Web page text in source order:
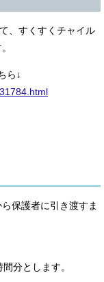
、すくすくチャイル
ら↓
保護者に引き渡すま
分とします。